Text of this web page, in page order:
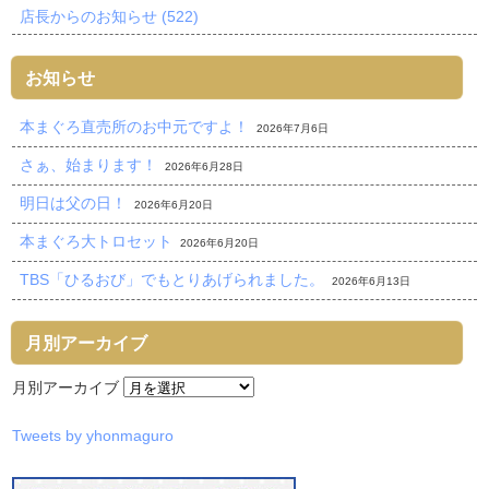
店長からのお知らせ (522)
お知らせ
本まぐろ直売所のお中元ですよ！ 2026年7月6日
さぁ、始まります！ 2026年6月28日
明日は父の日！ 2026年6月20日
本まぐろ大トロセット 2026年6月20日
TBS「ひるおび」でもとりあげられました。 2026年6月13日
月別アーカイブ
月別アーカイブ
Tweets by yhonmaguro